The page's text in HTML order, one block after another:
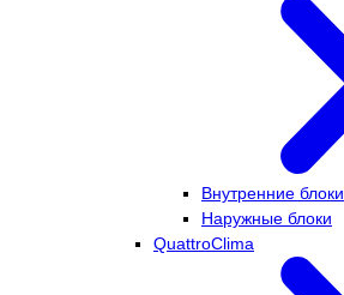
Внутренние блоки
Наружные блоки
QuattroClima